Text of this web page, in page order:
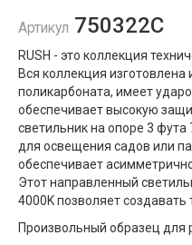
Артикул 750322C
RUSH - это коллекция
Вся коллекция
поликарбоната, имеет
обеспечивает высокую
светильник на опоре 3
для освещения садов или
обеспечивает
Этот направленный
4000K позволяет
Произвольный образец для